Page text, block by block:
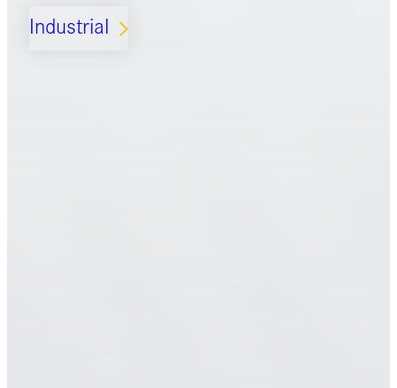
Industrial ARROW_FORWARD_IOS